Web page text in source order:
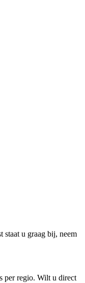
staat u graag bij, neem
per regio. Wilt u direct